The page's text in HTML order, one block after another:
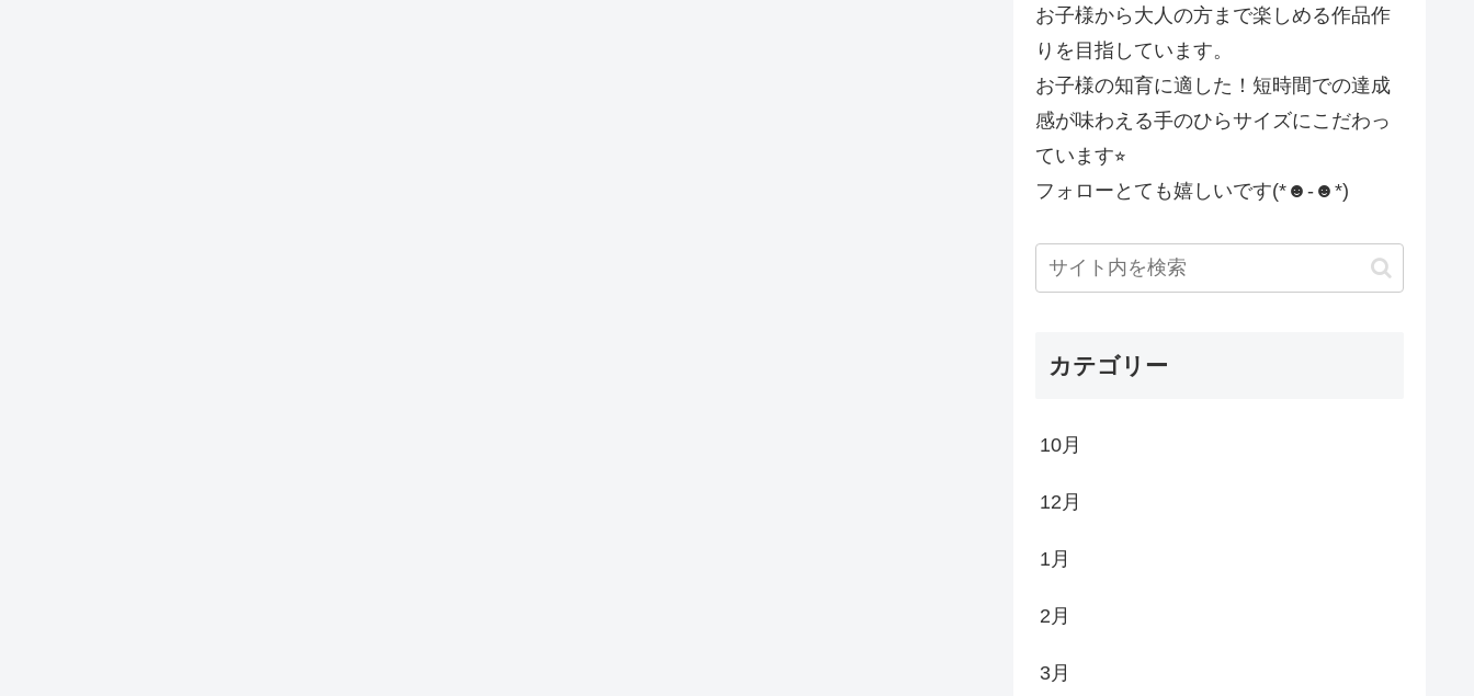
お子様から大人の方まで楽しめる作品作
りを目指しています。
お子様の知育に適した！短時間での達成
感が味わえる手のひらサイズにこだわっ
ています⭐︎
フォローとても嬉しいです(*☻-☻*)
カテゴリー
10月
12月
1月
2月
3月